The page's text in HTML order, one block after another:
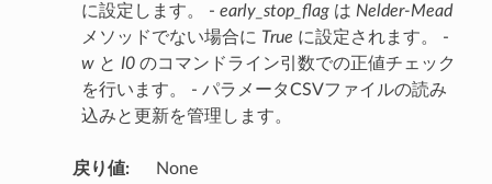
に設定します。 - early_stop_flagは Nelder-Mead
メソッドでない場合に True に設定されます。 -
wと I0のコマンドライン引数での正値チェック
を行います。 - パラメータCSVファイルの読み
込みと更新を管理します。
戻り値:
None